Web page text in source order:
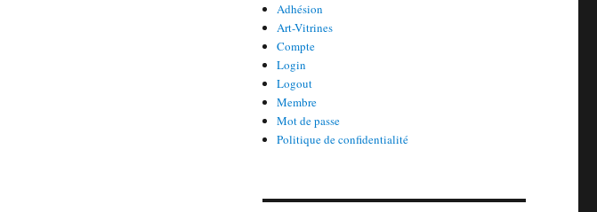
Adhésion
Art-Vitrines
Compte
Login
Logout
Membre
Mot de passe
Politique de confidentialité